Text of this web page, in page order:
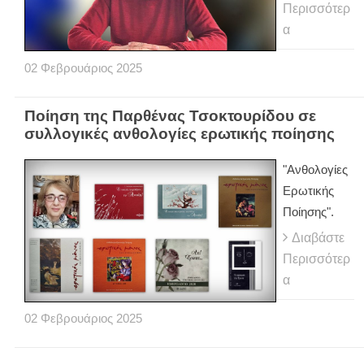
Περισσότερ
α
02 Φεβρουάριος 2025
Ποίηση της Παρθένας Τσοκτουρίδου σε
συλλογικές ανθολογίες ερωτικής ποίησης
"Ανθολογίες
Ερωτικής
Ποίησης".
Διαβάστε
Περισσότερ
α
02 Φεβρουάριος 2025